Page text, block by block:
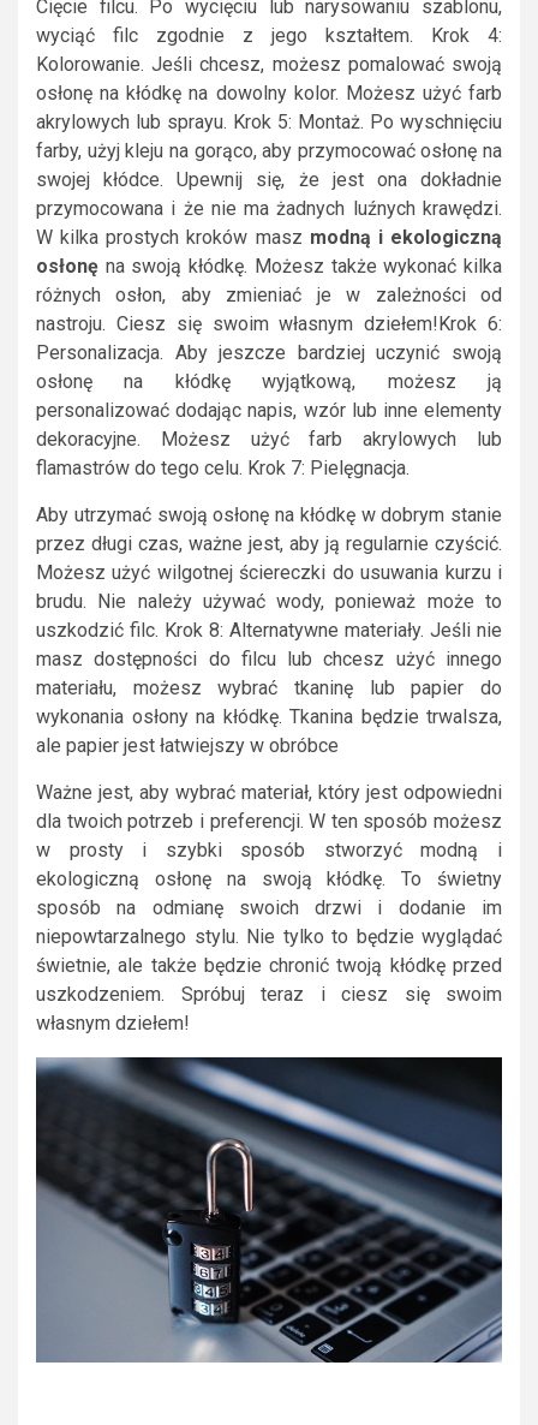
Cięcie filcu. Po wycięciu lub narysowaniu szablonu,
wyciąć filc zgodnie z jego kształtem. Krok 4:
Kolorowanie. Jeśli chcesz, możesz pomalować swoją
osłonę na kłódkę na dowolny kolor. Możesz użyć farb
akrylowych lub sprayu. Krok 5: Montaż. Po wyschnięciu
farby, użyj kleju na gorąco, aby przymocować osłonę na
swojej kłódce. Upewnij się, że jest ona dokładnie
przymocowana i że nie ma żadnych luźnych krawędzi.
W kilka prostych kroków masz modną i ekologiczną
osłonę na swoją kłódkę. Możesz także wykonać kilka
różnych osłon, aby zmieniać je w zależności od
nastroju. Ciesz się swoim własnym dziełem!Krok 6:
Personalizacja. Aby jeszcze bardziej uczynić swoją
osłonę na kłódkę wyjątkową, możesz ją
personalizować dodając napis, wzór lub inne elementy
dekoracyjne. Możesz użyć farb akrylowych lub
flamastrów do tego celu. Krok 7: Pielęgnacja.
Aby utrzymać swoją osłonę na kłódkę w dobrym stanie
przez długi czas, ważne jest, aby ją regularnie czyścić.
Możesz użyć wilgotnej ściereczki do usuwania kurzu i
brudu. Nie należy używać wody, ponieważ może to
uszkodzić filc. Krok 8: Alternatywne materiały. Jeśli nie
masz dostępności do filcu lub chcesz użyć innego
materiału, możesz wybrać tkaninę lub papier do
wykonania osłony na kłódkę. Tkanina będzie trwalsza,
ale papier jest łatwiejszy w obróbce
Ważne jest, aby wybrać materiał, który jest odpowiedni
dla twoich potrzeb i preferencji. W ten sposób możesz
w prosty i szybki sposób stworzyć modną i
ekologiczną osłonę na swoją kłódkę. To świetny
sposób na odmianę swoich drzwi i dodanie im
niepowtarzalnego stylu. Nie tylko to będzie wyglądać
świetnie, ale także będzie chronić twoją kłódkę przed
uszkodzeniem. Spróbuj teraz i ciesz się swoim
własnym dziełem!